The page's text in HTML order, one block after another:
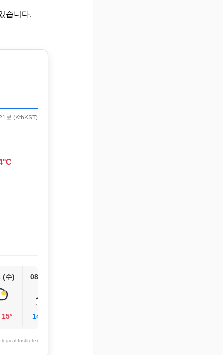
습니다.
분 (KthKST)
(수)
15°
08/13 (목)
14°
Institute)